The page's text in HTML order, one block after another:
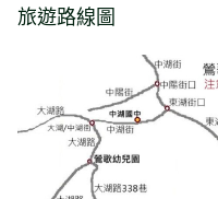
旅遊路線圖